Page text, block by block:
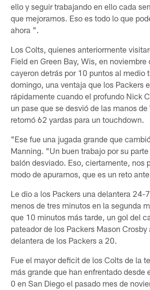
ello y seguir trabajando en ello cada
que mejorarnos. Eso es todo lo que
ahora ".
Los Colts, quienes anteriormente
Field en Green Bay, Wis, en noviembre
cayeron detrás por 10 puntos al medio
domingo, una ventaja que los Packers
rápidamente cuando el profundo Nick
un pase que se desvió de las manos
retornó 62 yardas para un touchdown.
"Ese fue una jugada grande que
Manning. "Un buen trabajo por su
balón desviado. Eso, ciertamente, nos
modo de apurarnos, que es un reto
Le dio a los Packers una delantera 24-
menos de tres minutos en la segunda
que 10 minutos más tarde, un gol del
pateador de los Packers Mason Crosby
delantera de los Packers a 20.
Fue el mayor deficit de los Colts de la
más grande que han enfrentado desde
0 en San Diego el pasado mes de